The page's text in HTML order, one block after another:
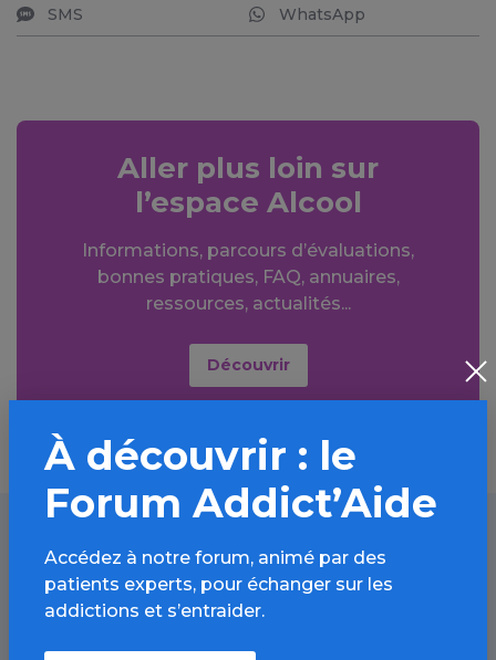
SMS WhatsApp
Aller plus loin sur
l’espace Alcool
Informations, parcours d’évaluations,
bonnes pratiques, FAQ, annuaires,
ressources, actualités...
Découvrir
À lire aussi
À découvrir : le
Forum Addict’Aide
Accédez à notre forum, animé par des
patients experts, pour échanger sur les
addictions et s’entraider.